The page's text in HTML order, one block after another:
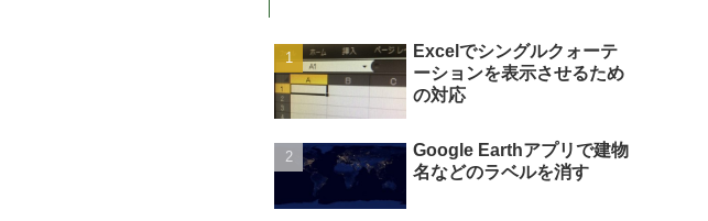
Excelでシングルクォーテ
ーションを表示させるため
の対応
Google Earthアプリで建物
名などのラベルを消す